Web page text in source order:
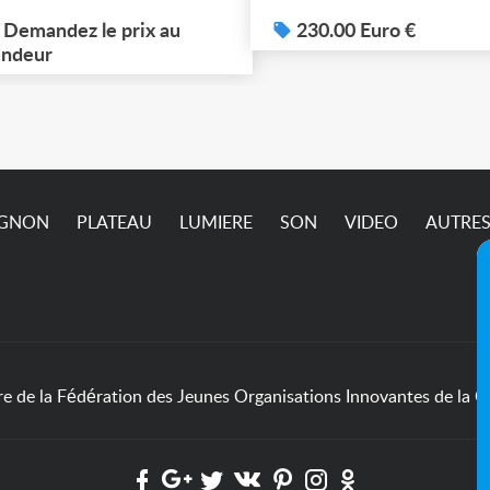
dossier en photos. À
à Ivry-sur-Seine
jusqu'à ce vendredi 7
Demandez le prix au
sup sur demande ça ne
passe pas sur l’annonce
230.00 Euro €
PLATEAU LUMIERE SON VIDEO AUTRES
de la Fédération des Jeunes Organisations Innovantes de la